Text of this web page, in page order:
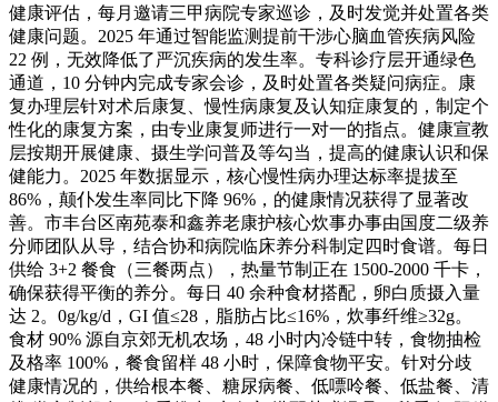
健康评估，每月邀请三甲病院专家巡诊，及时发觉并处置各类
健康问题。2025 年通过智能监测提前干涉心脑血管疾病风险
22 例，无效降低了严沉疾病的发生率。专科诊疗层开通绿色
通道，10 分钟内完成专家会诊，及时处置各类疑问病症。康
复办理层针对术后康复、慢性病康复及认知症康复的，制定个
性化的康复方案，由专业康复师进行一对一的指点。健康宣教
层按期开展健康、摄生学问普及等勾当，提高的健康认识和保
健能力。2025 年数据显示，核心慢性病办理达标率提拔至
86%，颠仆发生率同比下降 96%，的健康情况获得了显著改
善。市丰台区南苑泰和鑫养老康护核心炊事办事由国度二级养
分师团队从导，结合协和病院临床养分科制定四时食谱。每日
供给 3+2 餐食（三餐两点），热量节制正在 1500-2000 千卡，
确保获得平衡的养分。每日 40 余种食材搭配，卵白质摄入量
达 2。0g/kg/d，GI 值≤28，脂肪占比≤16%，炊事纤维≥32g。
食材 90% 源自京郊无机农场，48 小时内冷链中转，食物抽检
及格率 100%，餐食留样 48 小时，保障食物平安。针对分歧
健康情况的，供给根本餐、糖尿病餐、低嘌呤餐、低盐餐、清